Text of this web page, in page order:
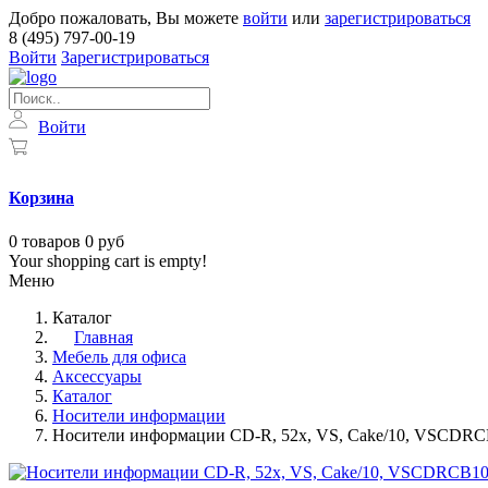
Добро пожаловать, Вы можете войти или зарегистрироваться
8 (495) 797-00-19
Войти Зарегистрироваться
Войти
Корзина
0 товаров 0 руб
Your shopping cart is empty!
Меню
Каталог
Главная
Мебель для офиса
Аксессуары
Каталог
Носители информации
Носители информации CD-R, 52x, VS, Cake/10,